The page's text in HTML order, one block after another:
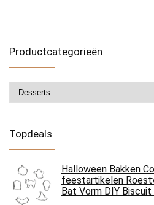
Productcategorieën
Topdeals
Halloween Bakken
feestartikelen
Bat Vorm DIY